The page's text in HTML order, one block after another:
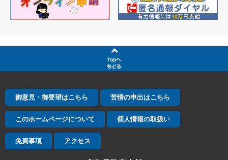
御意見・御要望はこちら 苦情の申出はこちら
このホームページについて 個人情報の取扱い
免責事項 アクセス